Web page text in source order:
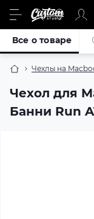
Чехлы на
Чехол для
Банни Run
Все о товаре